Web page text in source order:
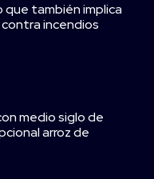
que también implica
incendios
medio siglo de
arroz de